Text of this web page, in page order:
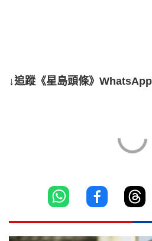
↓追蹤《星島頭條》